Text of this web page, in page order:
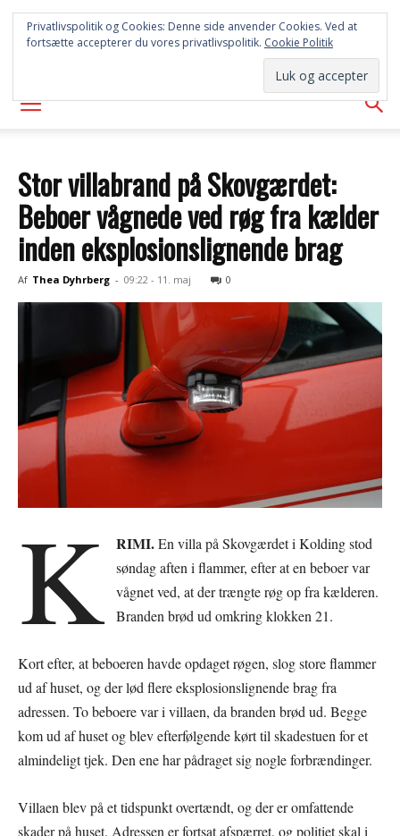
SYD
AVISEN
Stor villabrand på Skovgærdet:
Beboer vågnede ved røg fra kælder
inden eksplosionslignende brag
Af Thea Dyhrberg - 09:22 - 11. maj 0
K RIMI.En villa på Skovgærdet i Kolding stod
søndag aften i flammer, efter at en beboer var
vågnet ved, at der trængte røg op fra kælderen.
Branden brød ud omkring klokken 21.
Kort efter, at beboeren havde opdaget røgen, slog store flammer
ud af huset, og der lød flere eksplosionslignende brag fra
adressen. To beboere var i villaen, da branden brød ud. Begge
kom ud af huset og blev efterfølgende kørt til skadestuen for et
almindeligt tjek. Den ene har pådraget sig nogle forbrændinger.
Villaen blev på et tidspunkt overtændt, og der er omfattende
skader på huset. Adressen er fortsat afspærret, og politiet skal i
Privatlivspolitik og Cookies: Denne side anvender Cookies. Ved at
fortsætte accepterer du vores privatlivspolitik. Cookie Politik